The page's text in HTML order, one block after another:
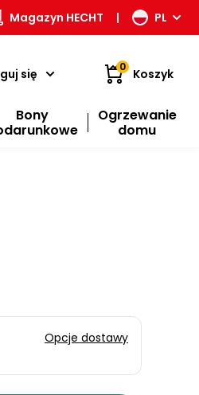
Magazyn HECHT | PL
się 0 Koszyk
Bony
Ogrzewanie
domu
Opcje dostawy